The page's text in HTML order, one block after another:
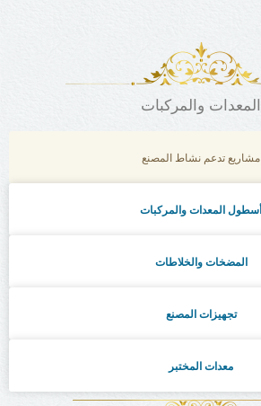
المعدات والمركبات
مشاريع تدعم نشاط المصنع
أسطول المعدات والمركبات
المضخات والخلاطات
تجهيزات المصنع
معدات المختبر